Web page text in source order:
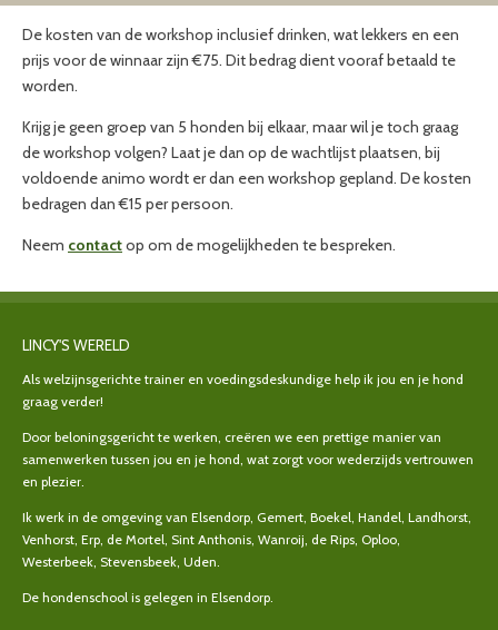
De kosten van de workshop inclusief drinken, wat lekkers en een
prijs voor de winnaar zijn €75. Dit bedrag dient vooraf betaald te
worden.
Krijg je geen groep van 5 honden bij elkaar, maar wil je toch graag
de workshop volgen? Laat je dan op de wachtlijst plaatsen, bij
voldoende animo wordt er dan een workshop gepland. De kosten
bedragen dan €15 per persoon.
Neem contactop om de mogelijkheden te bespreken.
LINCY'S WERELD
Als welzijnsgerichte trainer en voedingsdeskundige help ik jou en je hond
graag verder!
Door beloningsgericht te werken, creëren we een prettige manier van
samenwerken tussen jou en je hond, wat zorgt voor wederzijds vertrouwen
en plezier.
Ik werk in de omgeving van Elsendorp, Gemert, Boekel, Handel, Landhorst,
Venhorst, Erp, de Mortel, Sint Anthonis, Wanroij, de Rips, Oploo,
Westerbeek, Stevensbeek, Uden.
De hondenschool is gelegen in Elsendorp.